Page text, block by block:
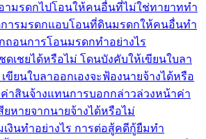
ามรดกไปโอนให้คนอื่นที่ไม่ใช่ทายาททำ
การมรดกแอบโอนที่ดินมรดกให้คนอื่นทำ
ถอนการโอนมรดกทำอย่างไร
ดเชยได้หรือไม่ โดนบังคับให้เขียนใบลา
ขียนใบลาออกเองจะฟ้องนายจ้างได้หรือ
ค่าสินจ้างแทนการบอกกล่าวล่วงหน้าค่า
ยหายจากนายจ้างได้หรือไม่
งินทำอย่างไร การต่อสู้คดีกู้ยืมทำ